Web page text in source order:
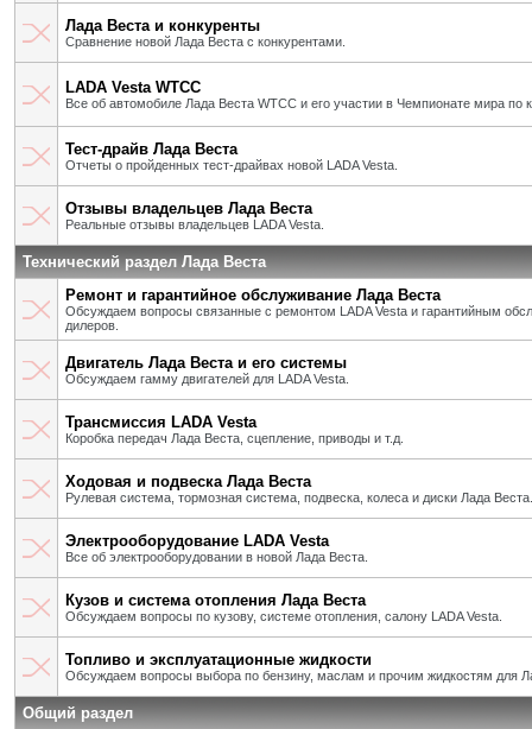
Лада Веста и конкуренты
Сравнение новой Лада Веста с конкурентами.
LADA Vesta WTCC
Все об автомобиле Лада Веста WTCC и его участии в Чемпионате мира по
Тест-драйв Лада Веста
Отчеты о пройденных тест-драйвах новой LADA Vesta.
Отзывы владельцев Лада Веста
Реальные отзывы владельцев LADA Vesta.
Технический раздел Лада Веста
Ремонт и гарантийное обслуживание Лада Веста
Обсуждаем вопросы связанные с ремонтом LADA Vesta и гарантийным
дилеров.
Двигатель Лада Веста и его системы
Обсуждаем гамму двигателей для LADA Vesta.
Трансмиссия LADA Vesta
Коробка передач Лада Веста, сцепление, приводы и т.д.
Ходовая и подвеска Лада Веста
Рулевая система, тормозная система, подвеска, колеса и диски Лада Веста.
Электрооборудование LADA Vesta
Все об электрооборудовании в новой Лада Веста.
Кузов и система отопления Лада Веста
Обсуждаем вопросы по кузову, системе отопления, салону LADA Vesta.
Топливо и эксплуатационные жидкости
Обсуждаем вопросы выбора по бензину, маслам и прочим жидкостям для
Общий раздел